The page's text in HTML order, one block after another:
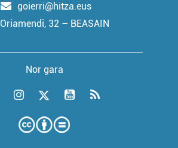
goierri@hitza.eus
Oriamendi, 32 – BEASAIN
Nor gara